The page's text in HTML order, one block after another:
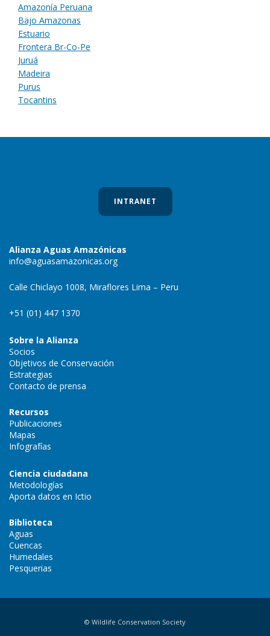
Amazonía Peruana
Bajo Amazonas
Estuario
Frontera Br-Co-Pe
Juruá
Madeira
Purus
Tocantins
INTRANET
Alianza Aguas Amazónicas
info@aguasamazonicas.org
Calle Chiclayo 1008, Miraflores Lima – Peru
+51 (01) 447 1370
Sobre la Alianza
Socios
Objetivos de Conservación
Estrategias
Contacto de prensa
Recursos
Publicaciones
Mapas
Infografías
Ciencia ciudadana
Metodologías
Aporta datos en Ictio
Biblioteca
Aguas
Cuencas
Humedales
Pesquerias
© Wildlife Conservation Society